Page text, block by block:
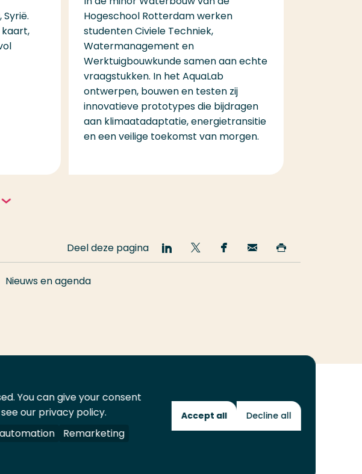
Hogeschool Rotterdam werken
studenten Civiele Techniek,
Watermanagement en
Werktuigbouwkunde samen aan echte
vraagstukken. In het AquaLab
ontwerpen, bouwen en testen zij
innovatieve prototypes die bijdragen
aan klimaatadaptatie, energietransitie
en een veilige toekomst van morgen.
Nieuws en agenda
Deel deze pagina
Deel
op
Deel
op
Deel
op
Email
deze deze
Toekomstmakers
You can give your consent
our privacy policy.
Remarketing
Accept all Decline all